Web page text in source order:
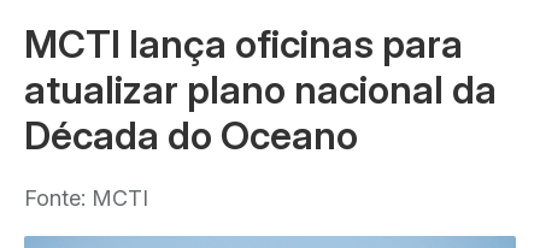
MCTI lança oficinas para
atualizar plano nacional da
Década do Oceano
Fonte: MCTI